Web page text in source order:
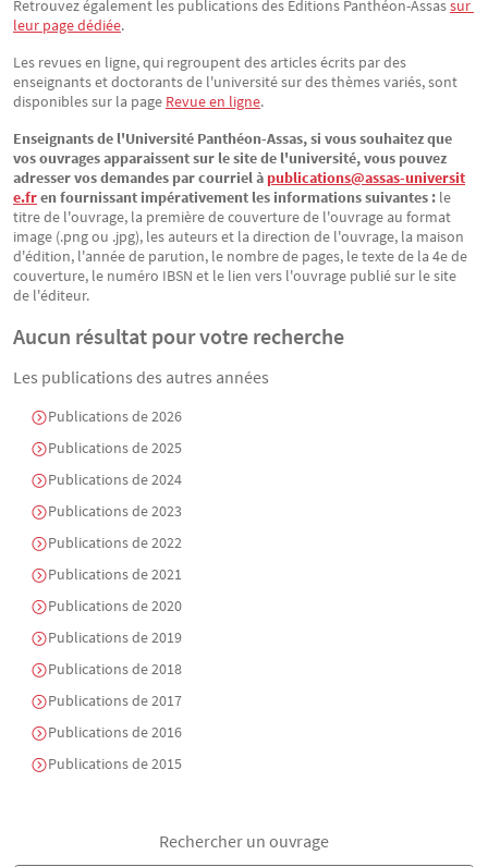
Retrouvez également les publications des Éditions Panthéon-Assassur
leur page dédiée.
Les revues en ligne, qui regroupent des articles écrits par des
enseignants et doctorants de l'université sur des thèmes variés, sont
disponibles sur la page Revue en ligne.
Enseignants de l'Université Panthéon-Assas, si vous souhaitez que
vos ouvrages apparaissent sur le site de l'université, vous pouvez
adresser vos demandes par courriel à publications@assas-universit
e.fren fournissant impérativement les informations suivantes : le
titre de l'ouvrage, la première de couverture de l'ouvrage au format
image (.png ou .jpg), les auteurs et la direction de l'ouvrage, la maison
d'édition, l'année de parution, le nombre de pages, le texte de la 4e de
couverture, le numéro IBSN et le lien vers l'ouvrage publié sur le site
de l'éditeur.
Aucun résultat pour votre recherche
Les publications des autres années
Publications de 2026
Publications de 2025
Publications de 2024
Publications de 2023
Publications de 2022
Publications de 2021
Publications de 2020
Publications de 2019
Publications de 2018
Publications de 2017
Publications de 2016
Publications de 2015
Rechercher un ouvrage